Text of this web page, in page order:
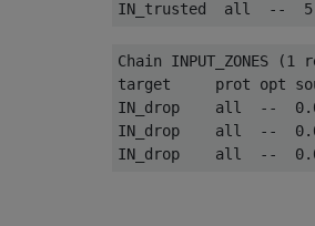
Chain INPUT_ZONES (1
target     prot opt
IN_drop    all  --
IN_drop    all  --